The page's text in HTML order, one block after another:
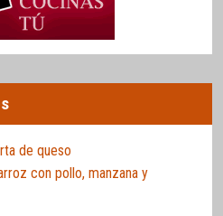
de queso
con pollo, manzana y